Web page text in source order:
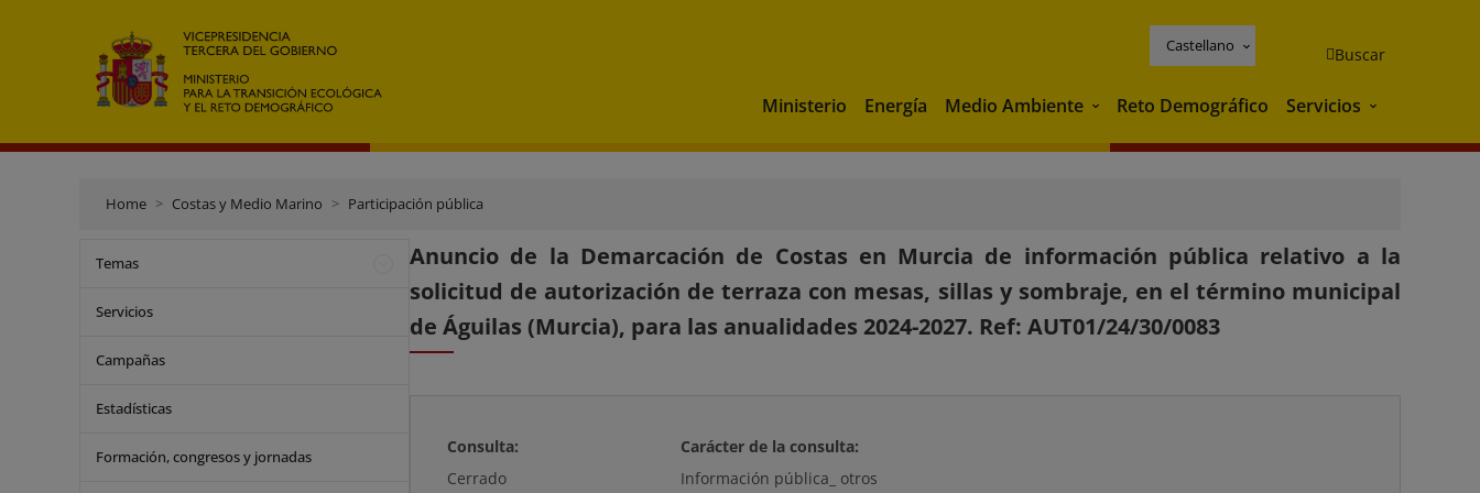
Castellano Buscar
Ministerio Energía Medio Ambiente Medio Ambiente
Reto Demográfico Servicios Servicios
Home Costas y Medio Marino Participación pública
Temas
Servicios
Campañas
Estadísticas
Formación, congresos y jornadas
Anuncio de la Demarcación de Costas en Murcia de información pública relativo a la
solicitud de autorización de terraza con mesas, sillas y sombraje, en el término municipal
de Águilas (Murcia), para las anualidades 2024-2027. Ref: AUT01/24/30/0083
Consulta:
Cerrado
Carácter de la consulta:
Información pública_ otros